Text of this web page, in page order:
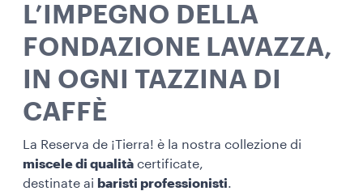
L’IMPEGNO DELLA
FONDAZIONE LAVAZZA,
IN OGNI TAZZINA DI
CAFFÈ
La Reserva de ¡Tierra! è la nostra collezione di
miscele di qualità certificate,
destinate ai baristi professionisti.